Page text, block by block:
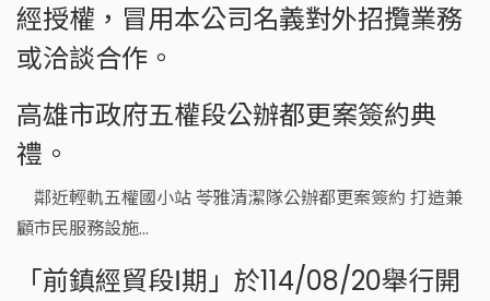
經授權，冒用本公司名義對外招攬業務
或洽談合作。
高雄市政府五權段公辦都更案簽約典
禮。
鄰近輕軌五權國小站 苓雅清潔隊公辦都更案簽約 打造兼
顧市民服務設施…
「前鎮經貿段Ⅰ期」於114/08/20舉行開